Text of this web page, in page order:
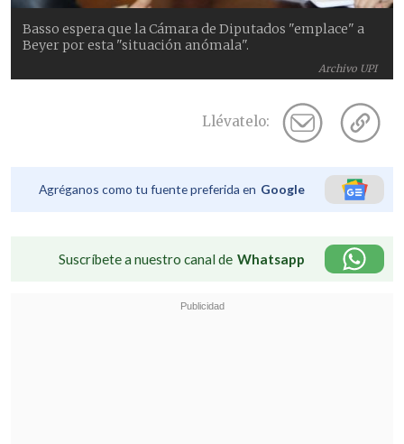
Archivo UPI
Basso espera que la Cámara de Diputados "emplace" a
Beyer por esta "situación anómala".
Llévatelo:
Agréganos como tu fuente preferida en Google
Suscríbete a nuestro canal de Whatsapp